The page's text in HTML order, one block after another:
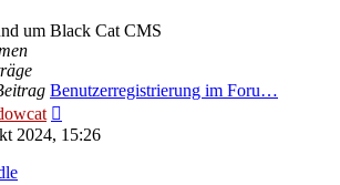
um Black Cat CMS
Benutzerregistrierung im Foru…
Beitrag
2024, 15:26